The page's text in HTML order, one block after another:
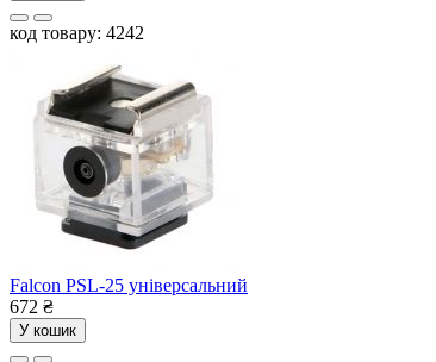
код товару: 4242
Falcon PSL-25 універсальний
672 ₴
У кошик